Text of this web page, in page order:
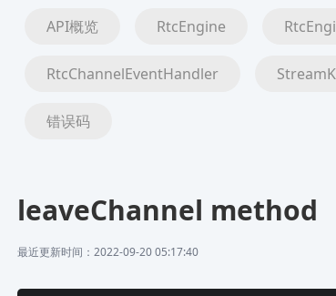
API概览 RtcEngine
RtcChannelEventHandler
错误码
leaveChannel method
最近更新时间：2022-09-20 05:17:40